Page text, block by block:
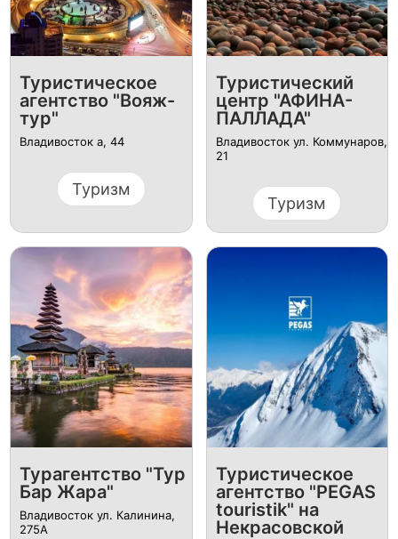
Туристическое
агентство "Вояж-
тур"
Владивосток а, 44
Туризм
Туристический
центр "АФИНА-
ПАЛЛАДА"
Владивосток ул. Коммунаров,
21
Туризм
Турагентство "Тур
Бар Жара"
Владивосток ул. Калинина,
275А
​Туристическое
агентство "PEGAS
touristik" на
Некрасовской